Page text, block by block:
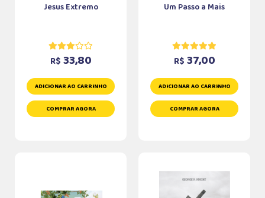
Jesus Extremo
R$ 33,80
ADICIONAR AO CARRINHO
COMPRAR AGORA
Um Passo a Mais
R$ 37,00
ADICIONAR AO CARRINHO
COMPRAR AGORA